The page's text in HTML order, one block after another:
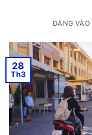
ĐĂNG VÀO
28
Th3